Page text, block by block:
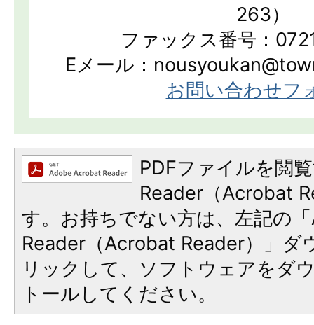
263）
ファックス番号：
Eメール：
お問い合わせフ
PDFファイルを閲
Reader（Acrobat
す。お持ちでない方は、左記の
Reader（Acrobat Reader）」ダ
リックして、ソフトウェアをダ
トールしてください。